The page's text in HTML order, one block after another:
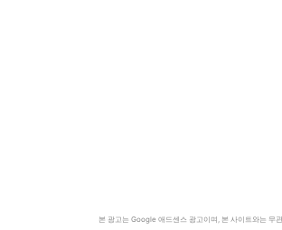
본 광고는 Google 애드센스 광고이며, 본 사이트와는 무